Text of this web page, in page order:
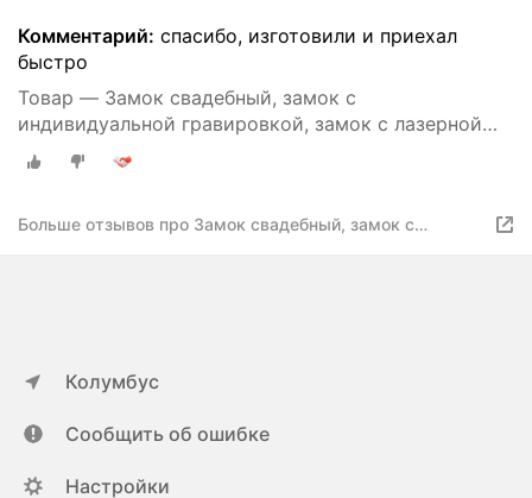
Комментарий: спасибо, изготовили и приехал
быстро
Товар — Замок свадебный, замок с
индивидуальной гравировкой, замок с лазерной
гравировкой
Больше отзывов про Замок свадебный, замок с
Колумбус
Сообщить об ошибке
Настройки